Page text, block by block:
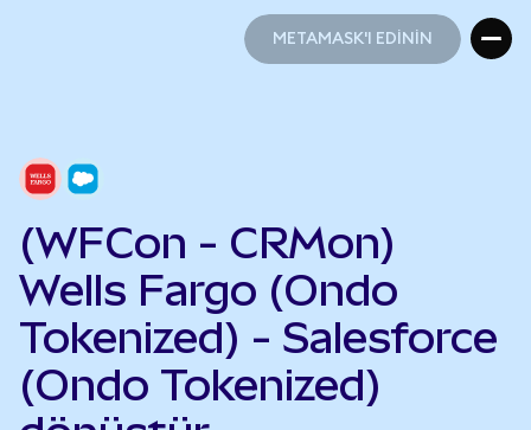
METAMASK'I EDİNİN
(WFCon - CRMon)
Wells Fargo (Ondo
Tokenized) - Salesforce
(Ondo Tokenized)